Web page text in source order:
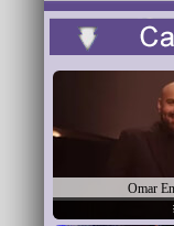
Omar